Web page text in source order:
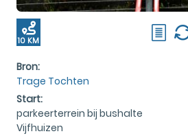
10 KM
Bron:
Trage Tochten
Start:
parkeerterrein bij bushalte
Vijfhuizen